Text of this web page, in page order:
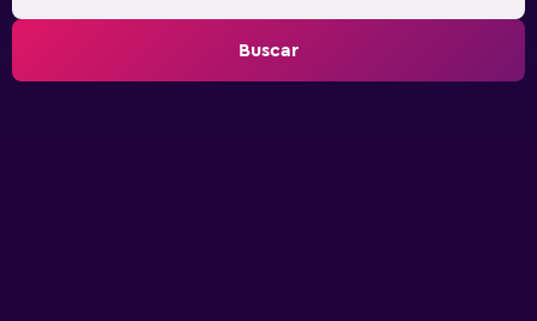
Buscar